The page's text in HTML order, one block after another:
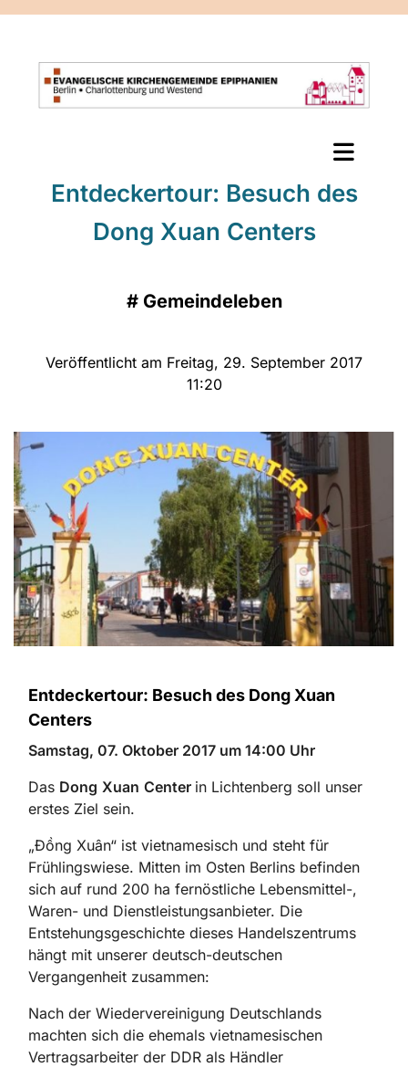
Entdeckertour: Besuch des
Dong Xuan Centers
# Gemeindeleben
Veröffentlicht am Freitag, 29. September 2017
11:20
Entdeckertour: Besuch des Dong Xuan
Centers
Samstag, 07. Oktober 2017 um 14:00 Uhr
Das Dong Xuan Center in Lichtenberg soll unser
erstes Ziel sein.
„Đồng Xuân“ ist vietnamesisch und steht für
Frühlingswiese. Mitten im Osten Berlins befinden
sich auf rund 200 ha fernöstliche Lebensmittel-,
Waren- und Dienstleistungsanbieter. Die
Entstehungsgeschichte dieses Handelszentrums
hängt mit unserer deutsch-deutschen
Vergangenheit zusammen:
Nach der Wiedervereinigung Deutschlands
machten sich die ehemals vietnamesischen
Vertragsarbeiter der DDR als Händler